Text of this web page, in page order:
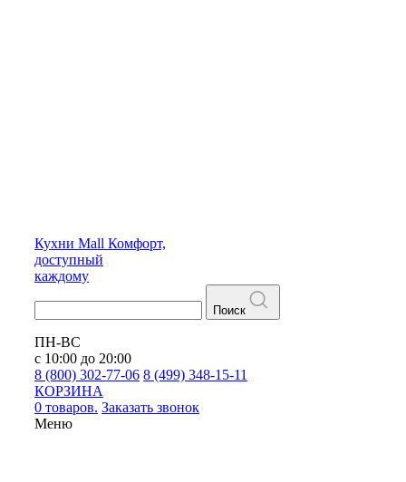
Кухни Mall Комфорт,
доступный
каждому
Поиск
ПН-ВС
с 10:00 до 20:00
8 (800) 302-77-06 8 (499) 348-15-11
КОРЗИНА
0 товаров. Заказать звонок
Меню